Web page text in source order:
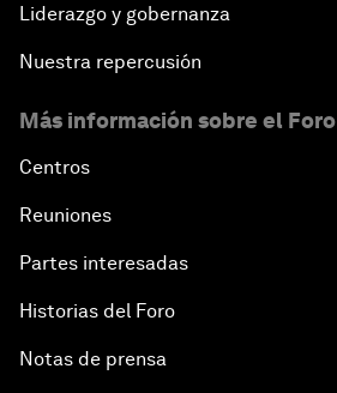
Liderazgo y gobernanza
Nuestra repercusión
Más información sobre el Foro
Centros
Reuniones
Partes interesadas
Historias del Foro
Notas de prensa